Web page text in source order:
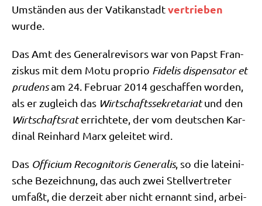
Umstän­den aus der Vati­kan­stadtver­trie­ben
wurde.
Das Amt des Gene­ral­re­vi­sors war von Papst Fran­
zis­kus mit dem Motu pro­prio Fide­lis dis­pen­sa­tor et
pru­densam 24. Febru­ar 2014 geschaf­fen wor­den,
als er zugleich das Wirt­schafts­se­kre­ta­ri­atund den
Wirt­schafts­raterrich­te­te, der vom deut­schen Kar­
di­nal Rein­hard Marx gelei­tet wird.
Das Offi­ci­um Reco­gni­to­ris Gene­ra­lis, so die latei­ni­
sche Bezeich­nung, das auch zwei Stell­ver­tre­ter
umfaßt, die der­zeit aber nicht ernannt sind, arbei­